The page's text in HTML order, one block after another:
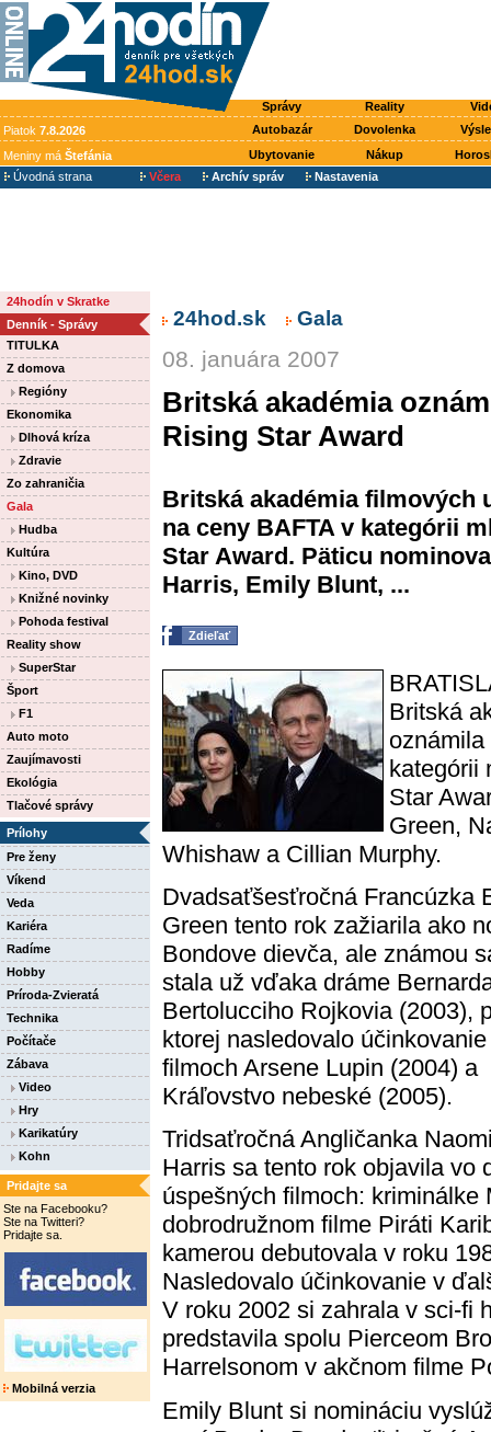
Správy Reality
Piatok 7.8.2026 Autobazár Dovolenka
Meniny má Štefánia Ubytovanie Nákup
Úvodná strana
Včera Archív správ Nastavenia
24hodín v Skratke
Denník - Správy
TITULKA
Z domova
Regióny
Ekonomika
Dlhová kríza
Zdravie
Zo zahraničia
Gala
Hudba
Kultúra
Kino, DVD
Knižné novinky
Pohoda festival
Reality show
SuperStar
Šport
F1
Auto moto
Zaujímavosti
Ekológia
Tlačové správy
Prílohy
Pre ženy
Víkend
Veda
Kariéra
Radíme
Hobby
Príroda-Zvieratá
Technika
Počítače
Zábava
Video
Hry
Karikatúry
Kohn
Pridajte sa
Ste na Facebooku?
Ste na Twitteri?
Pridajte sa.
Mobilná verzia
24hod.sk Gala
08. januára 2007
Britská akadémia
Rising Star Award
Britská akadémia filmových
na ceny BAFTA v kategórii
Star Award. Päticu
Harris, Emily Blunt, ...
Zdieľať
Britská
kategórii
Star
Green,
Whishaw a Cillian Murphy.
Dvadsaťšesťročná Francúzka
Green tento rok zažiarila ako
Bondove dievča, ale známou
stala už vďaka dráme
Bertolucciho Rojkovia (2003),
ktorej nasledovalo
filmoch Arsene Lupin (2004) a
Kráľovstvo nebeské (2005).
Tridsaťročná Angličanka
Harris sa tento rok objavila vo
úspešných filmoch: kriminálke
dobrodružnom filme Piráti
kamerou debutovala v roku
Nasledovalo účinkovanie v
V roku 2002 si zahrala v sci-fi
predstavila spolu Pierceom
Harrelsonom v akčnom filme
Emily Blunt si nomináciu